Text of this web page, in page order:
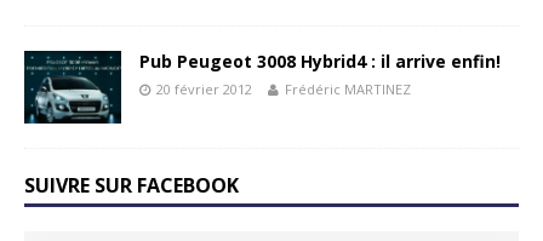
Pub Peugeot 3008 Hybrid4 : il arrive enfin!
20 février 2012 Frédéric MARTINEZ
SUIVRE SUR FACEBOOK